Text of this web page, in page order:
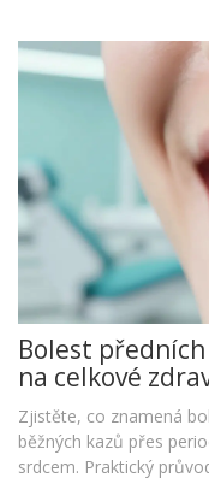
Bolest
na celkové
Zjistěte, co znamená
běžných kazů přes
srdcem. Praktický